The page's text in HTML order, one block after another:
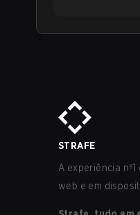
STRAFE
A experiência
web e em